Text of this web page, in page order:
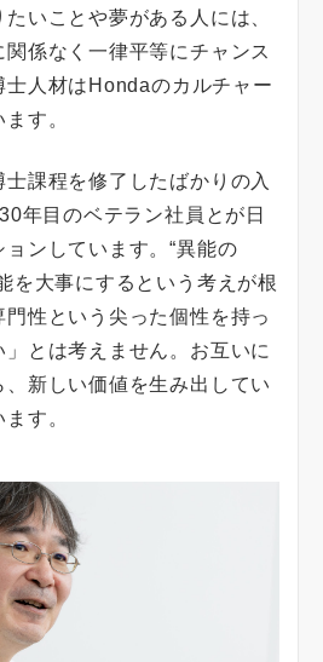
いことや夢がある人には、
係なく一律平等にチャンス
士人材はHondaのカルチャー
す。
課程を修了したばかりの入
年目のベテラン社員とが日
ンしています。“異能の
を大事にするという考えが根
性という尖った個性を持っ
とは考えません。お互いに
新しい価値を生み出してい
す。